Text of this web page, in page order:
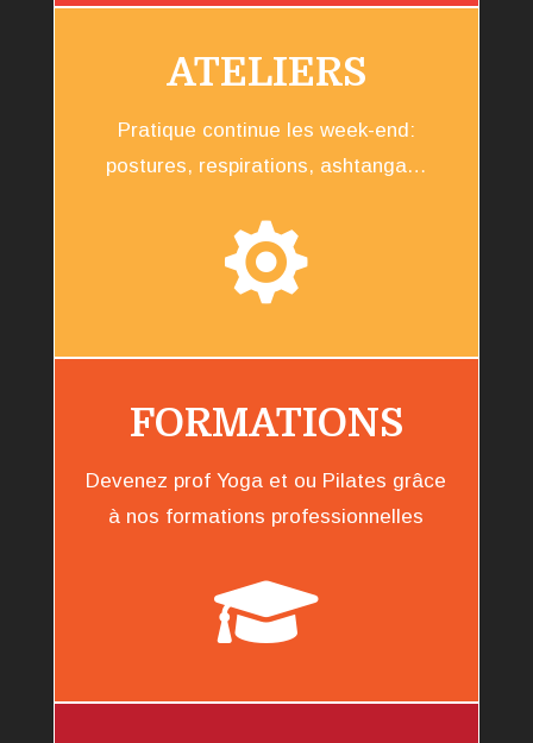
ATELIERS
Pratique continue les week-end:
postures, respirations, ashtanga…

FORMATIONS
Devenez prof Yoga et ou Pilates grâce
à nos formations professionnelles
